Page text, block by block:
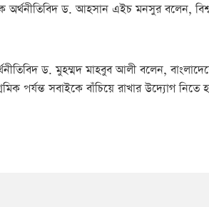
অর্থনীতিবিদ ড. আহসান এইচ মনসুর বলেন,
ড. মুহম্মদ মাহবুব আলী বলেন,
পর্যন্ত সবাইকে বাঁচিয়ে রাখার উদ্যোগ নিতে